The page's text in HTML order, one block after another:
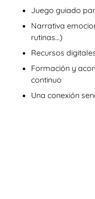
Juego guiado
Narrativa
rutinas...)
Recursos
Formación y
continuo
Una conexión